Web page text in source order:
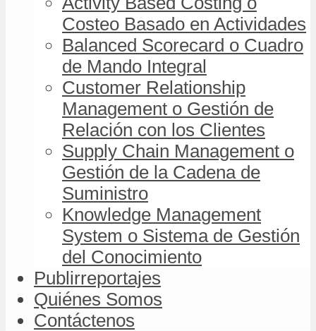
Costeo Basado en Actividades
Balanced Scorecard o Cuadro
de Mando Integral
Customer Relationship
Management o Gestión de
Relación con los Clientes
Supply Chain Management o
Gestión de la Cadena de
Suministro
Knowledge Management
System o Sistema de Gestión
del Conocimiento
Publirreportajes
Quiénes Somos
Contáctenos